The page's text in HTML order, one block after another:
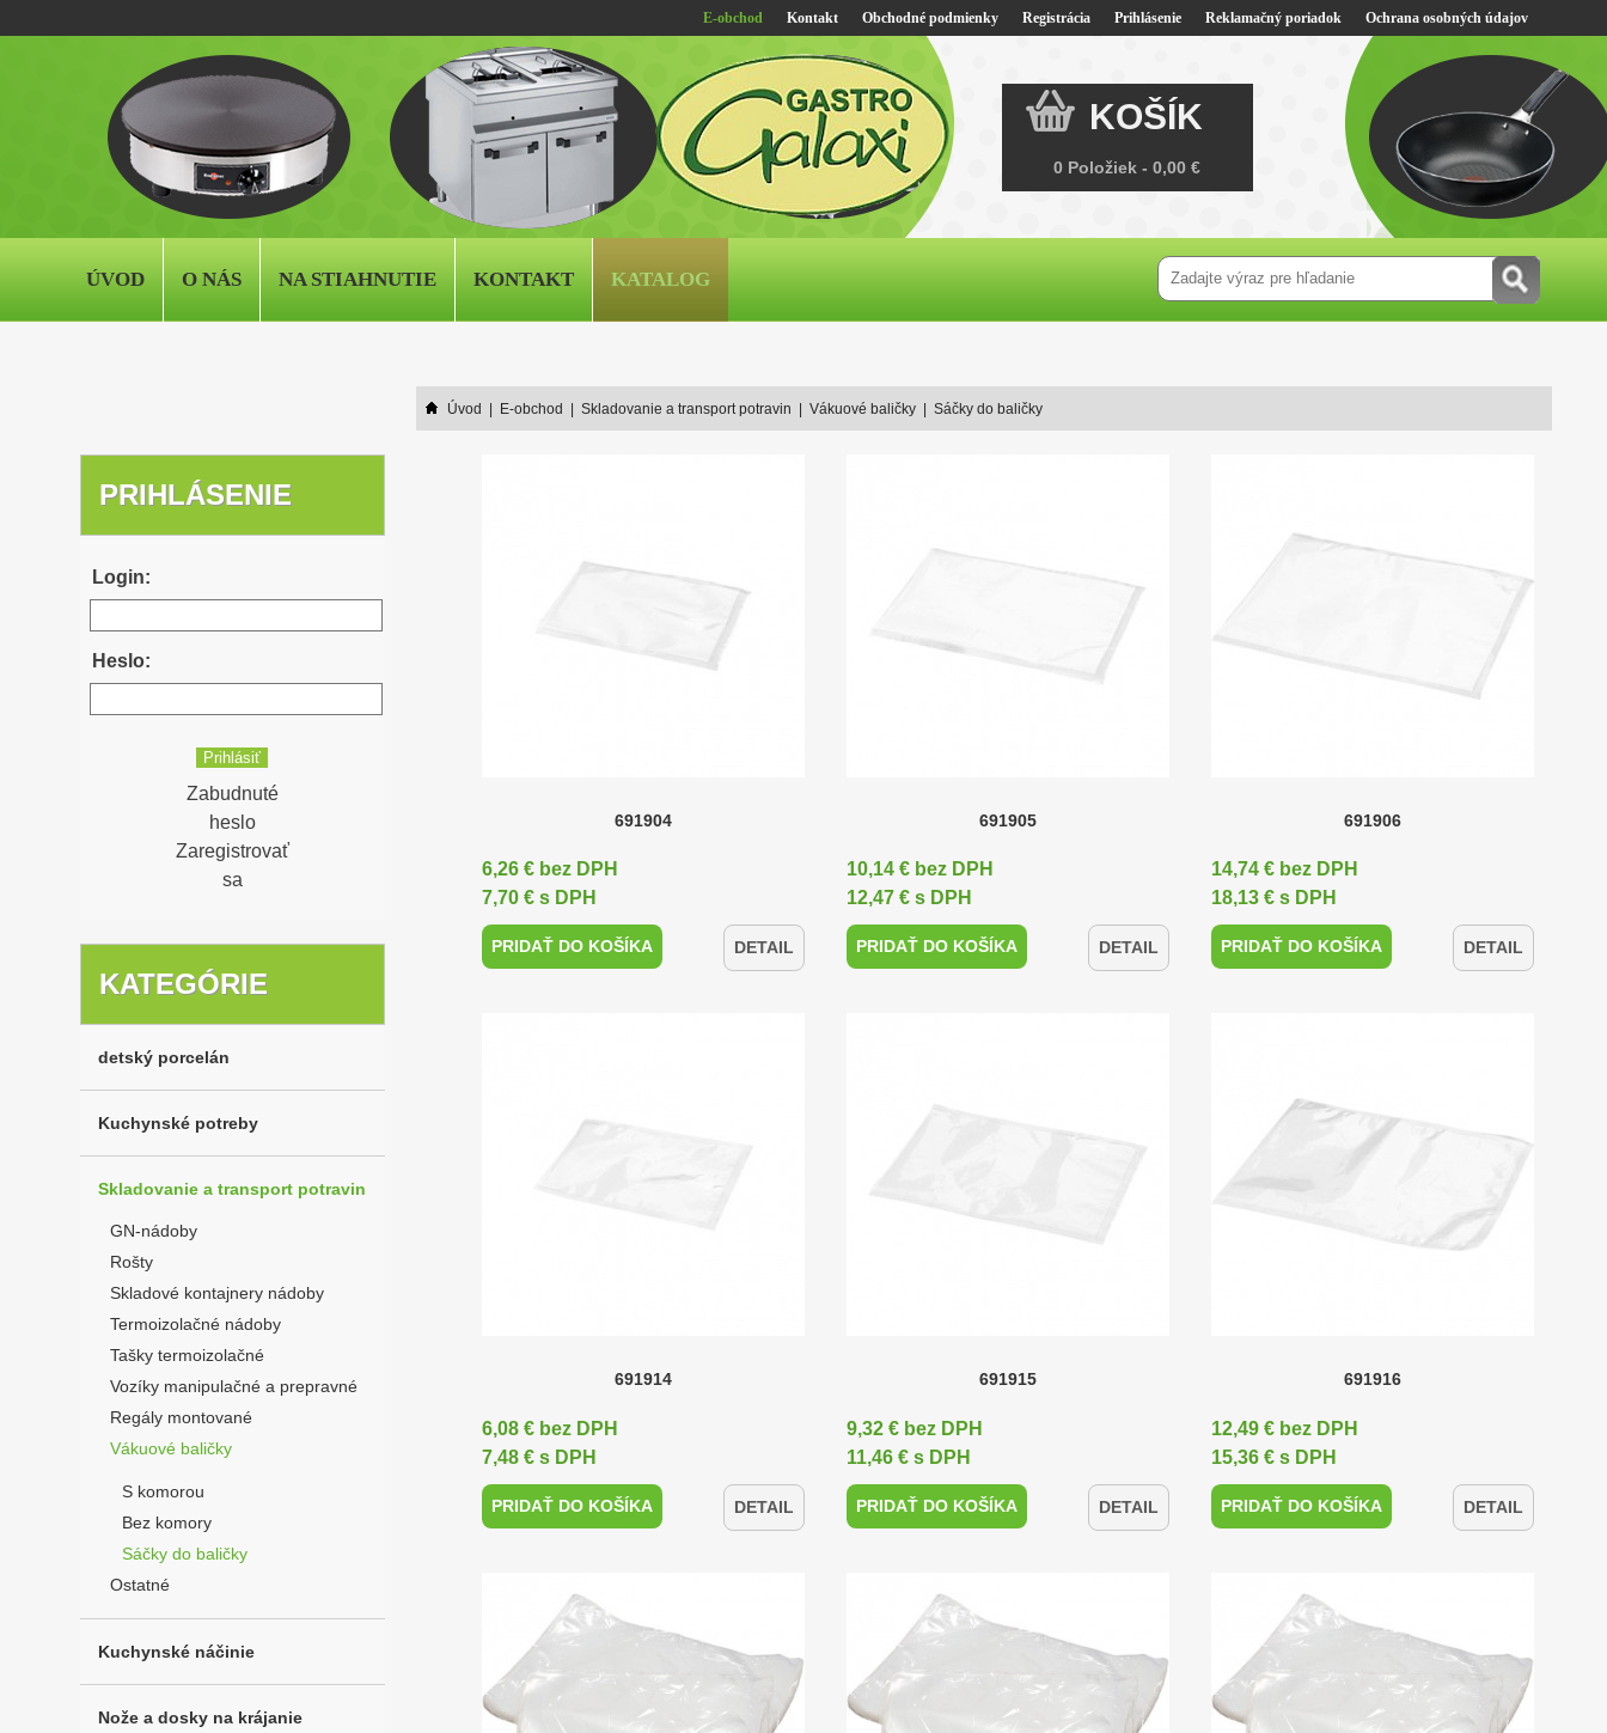
E-obchod Kontakt Obchodné podmienky Registrácia Prihlásenie Reklamačný poriadok Ochrana osobných údajov
KOŠÍK
0 Položiek - 0,00 €
ÚVOD O NÁS NA STIAHNUTIE KONTAKT KATALOG
Úvod E-obchod Skladovanie a transport potravin Vákuové baličky Sáčky do baličky
691904
6,26 € bez DPH
7,70 € s DPH
PRIDAŤ DO KOŠÍKA DETAIL
691905
10,14 € bez DPH
12,47 € s DPH
PRIDAŤ DO KOŠÍKA DETAIL
691906
14,74 € bez DPH
18,13 € s DPH
PRIDAŤ DO KOŠÍKA DETAIL
691914
6,08 € bez DPH
7,48 € s DPH
PRIDAŤ DO KOŠÍKA DETAIL
691915
9,32 € bez DPH
11,46 € s DPH
PRIDAŤ DO KOŠÍKA DETAIL
691916
12,49 € bez DPH
15,36 € s DPH
PRIDAŤ DO KOŠÍKA DETAIL
PRIHLÁSENIE
Login:
Heslo:
Zabudnuté
heslo
Zaregistrovať
sa
KATEGÓRIE
detský porcelán
Kuchynské potreby
Skladovanie a transport potravin
GN-nádoby
Rošty
Skladové kontajnery nádoby
Termoizolačné nádoby
Tašky termoizolačné
Vozíky manipulačné a prepravné
Regály montované
Vákuové baličky
S komorou
Bez komory
Sáčky do baličky
Ostatné
Kuchynské náčinie
Nože a dosky na krájanie